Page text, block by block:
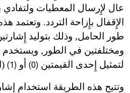
عال لإِرسال المعطيات
الإِقفال بإِزاحة التردد. وتعتمد
طور الحامل, وذلك بتوليد
ومختلفتين في الطور, ويستخدم
لتمثيل إِحدى القيمتين (0) أو (1)
وتتيح هذه الطريقة استخدام